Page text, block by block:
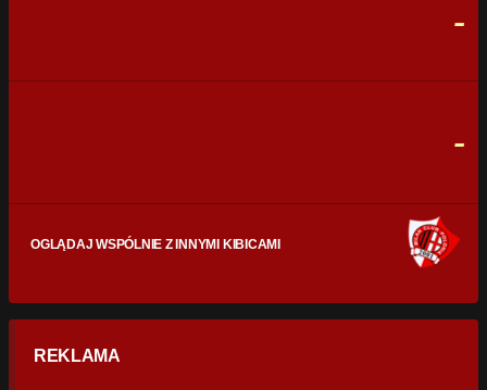
-
-
OGLĄDAJ WSPÓLNIE Z INNYMI KIBICAMI
REKLAMA